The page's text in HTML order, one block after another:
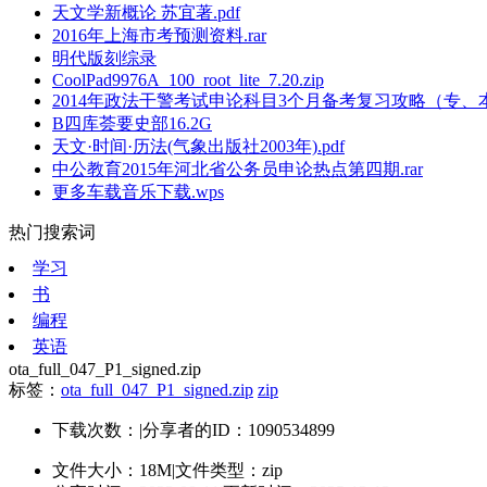
天文学新概论 苏宜著.pdf
2016年上海市考预测资料.rar
明代版刻综录
CoolPad9976A_100_root_lite_7.20.zip
2014年政法干警考试申论科目3个月备考复习攻略（专、
B四库荟要史部16.2G
天文·时间·历法(气象出版社2003年).pdf
中公教育2015年河北省公务员申论热点第四期.rar
更多车载音乐下载.wps
热门搜索词
学习
书
编程
英语
ota_full_047_P1_signed.zip
标签： ota_full_047_P1_signed.zip zip
下载次数： |分享者的ID：1090534899
文件大小：18M|文件类型：zip